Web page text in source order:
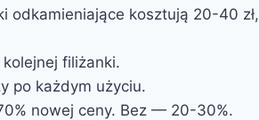
kosztują 20-40
filiżanki.
po każdym użyciu.
nowej ceny. Bez — 20-30%.